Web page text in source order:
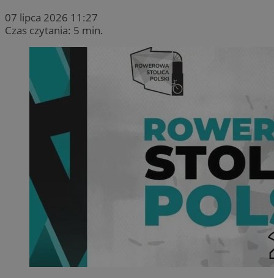
07 lipca 2026 11:27
Czas czytania: 5 min.